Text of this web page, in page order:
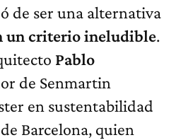
de ser una alternativa
un criterio ineludible.
Pablo
de Senmartin
en sustentabilidad
Barcelona, quien